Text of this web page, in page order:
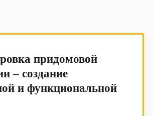
придомовой
– создание
и функциональной